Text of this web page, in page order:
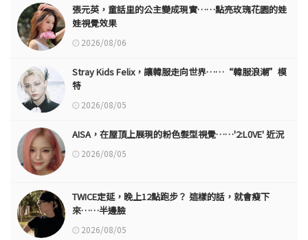
張元英，童話里的公主變成現實……點亮玫瑰花園的娃
娃視覺效果
2026/08/06
Stray Kids Felix，讓韓服走向世界……“韓服浪潮”模
特
2026/08/05
AISA，在屋頂上展現的粉色髮型視覺……'2:L0VE' 近況
2026/08/05
TWICE定延，晚上12點跑步？ 這樣的話，就會瘦下
來……半邊臉
2026/08/05